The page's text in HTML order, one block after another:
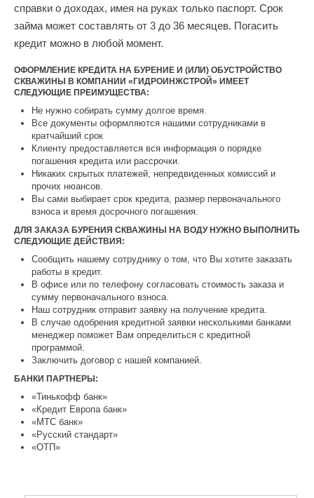
справки о доходах, имея на руках только паспорт. Срок
займа может составлять от 3 до 36 месяцев. Погасить
кредит можно в любой момент.
ОФОРМЛЕНИЕ КРЕДИТА НА БУРЕНИЕ И (ИЛИ) ОБУСТРОЙСТВО
СКВАЖИНЫ В КОМПАНИИ «ГИДРОИНЖСТРОЙ» ИМЕЕТ
СЛЕДУЮЩИЕ ПРЕИМУЩЕСТВА:
Не нужно собирать сумму долгое время.
Все документы оформляются нашими сотрудниками в
кратчайший срок
Клиенту предоставляется вся информация о порядке
погашения кредита или рассрочки.
Никаких скрытых платежей, непредвиденных комиссий и
прочих нюансов.
Вы сами выбирает срок кредита, размер первоначального
взноса и время досрочного погашения.
ДЛЯ ЗАКАЗА БУРЕНИЯ СКВАЖИНЫ НА ВОДУ НУЖНО ВЫПОЛНИТЬ
СЛЕДУЮЩИЕ ДЕЙСТВИЯ:
Сообщить нашему сотруднику о том, что Вы хотите заказать
работы в кредит.
В офисе или по телефону согласовать стоимость заказа и
сумму первоначального взноса.
Наш сотрудник отправит заявку на получение кредита.
В случае одобрения кредитной заявки несколькими банками
менеджер поможет Вам определиться с кредитной
программой.
Заключить договор с нашей компанией.
БАНКИ ПАРТНЕРЫ:
«Тинькофф банк»
«Кредит Европа банк»
«МТС банк»
«Русский стандарт»
«ОТП»